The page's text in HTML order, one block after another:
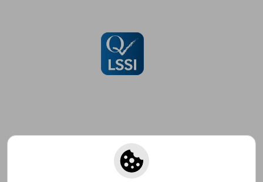
Suscríbete para recibir ofertas y
promociones